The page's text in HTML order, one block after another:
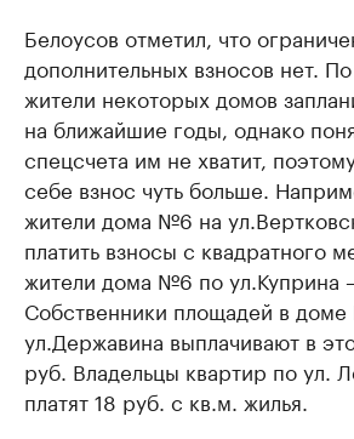
Белоусов отметил, что
дополнительных взносов нет.
жители некоторых домов
на ближайшие годы, однако
спецсчета им не хватит,
себе взнос чуть больше.
жители дома №6 на
платить взносы с квадратного
жители дома №6 по ул.Куприна
Собственники площадей в
ул.Державина выплачивают в
руб. Владельцы квартир по ул.
платят 18 руб. с кв.м. жилья.